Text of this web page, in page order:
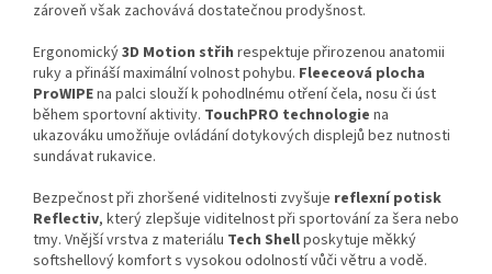
zároveň však zachovává dostatečnou prodyšnost.
Ergonomický3D Motion střih respektuje přirozenou anatomii
ruky a přináší maximální volnost pohybu. Fleeceová plocha
ProWIPEna palci slouží k pohodlnému otření čela, nosu či úst
během sportovní aktivity. TouchPRO technologie na
ukazováku umožňuje ovládání dotykových displejů bez nutnosti
sundávat rukavice.
Bezpečnost při zhoršené viditelnosti zvyšuje reflexní potisk
Reflectiv, který zlepšuje viditelnost při sportování za šera nebo
tmy. Vnější vrstva z materiálu Tech Shellposkytuje měkký
softshellový komfort s vysokou odolností vůči větru a vodě.